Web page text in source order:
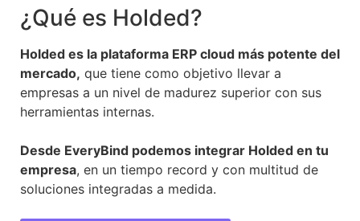
¿Qué es Holded?
Holded es la plataforma ERP cloud más potente del
mercado, que tiene como objetivo llevar a
empresas a un nivel de madurez superior con sus
herramientas internas.
Desde EveryBind podemos integrar Holded en tu
empresa, en un tiempo record y con multitud de
soluciones integradas a medida.